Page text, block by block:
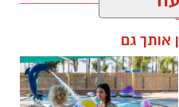
אותך גם